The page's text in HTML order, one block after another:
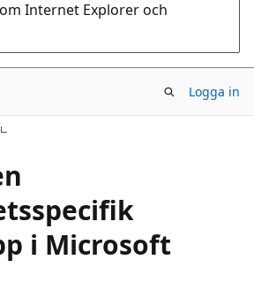
Internet Explorer och
Logga in
i Microsoft